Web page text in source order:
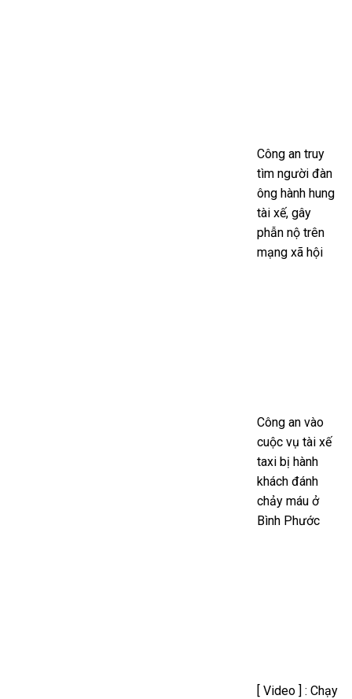
Công an truy
tìm người đàn
ông hành hung
tài xế, gây
phẫn nộ trên
mạng xã hội
Công an vào
cuộc vụ tài xế
taxi bị hành
khách đánh
chảy máu ở
Bình Phước
[ Video ] : Chạy